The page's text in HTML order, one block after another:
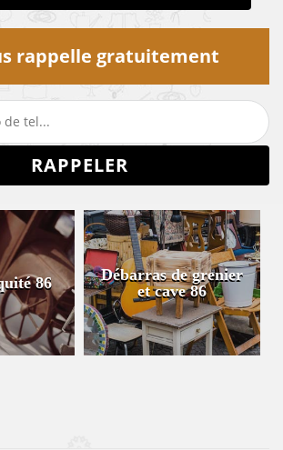
rappelle gratuitement
86
Débarras de grenier
et cave 86